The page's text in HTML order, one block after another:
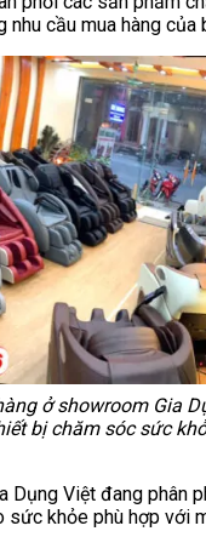
cầu mua hàng của
ở showroom Gia
bị chăm sóc sức
Dụng Việt đang phân
sức khỏe phù hợp với